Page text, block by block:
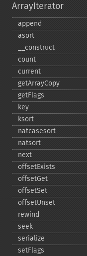
ArrayIterator
append
asort
_​_​construct
count
current
getArrayCopy
getFlags
key
ksort
natcasesort
natsort
next
offsetExists
offsetGet
offsetSet
offsetUnset
rewind
seek
serialize
setFlags